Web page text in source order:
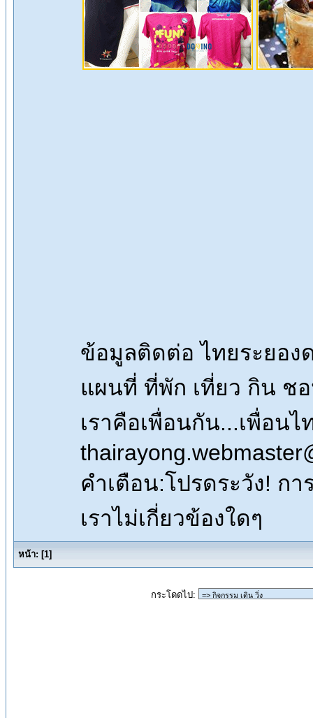
ข้อมูลติดต่อ ไทยระยอง
แผนที่ ที่พัก เที่ยว กิน ช
เราคือเพื่อนกัน...เพื่อน
คำเตือน:โปรดระวัง! ก
เราไม่เกี่ยวข้องใดๆ
หน้า: [1]
กระโดดไป: